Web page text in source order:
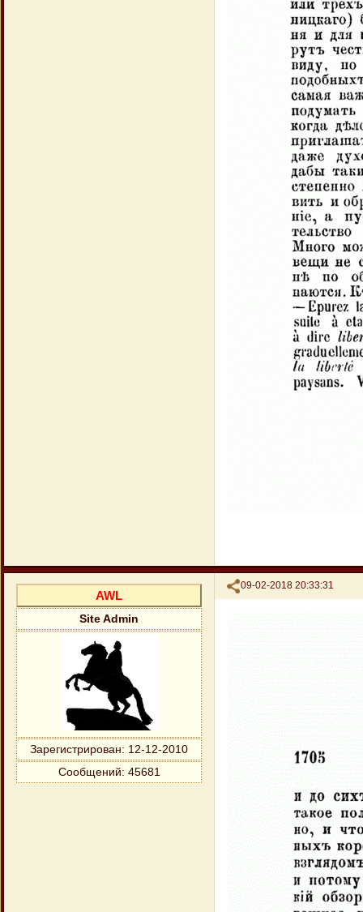
Поделиться
09-02-2018 20:33:31
AWL
Site Admin
Зарегистрирован: 12-12-2010
Сообщений: 45681